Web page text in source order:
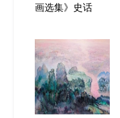
画选集》史话